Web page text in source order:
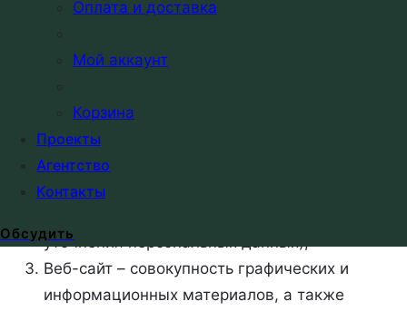
Оплата и доставка
Мой аккаунт
Корзина
Проекты
Агентство
Контакты
Обсудить
персональных данных – обработка
вычислительной техники;
Блокирование персональных данных –
временное прекращение обработки
персональных данных (за исключением
уточнения персональных данных);
Веб-сайт – совокупность графических и
информационных материалов, а также